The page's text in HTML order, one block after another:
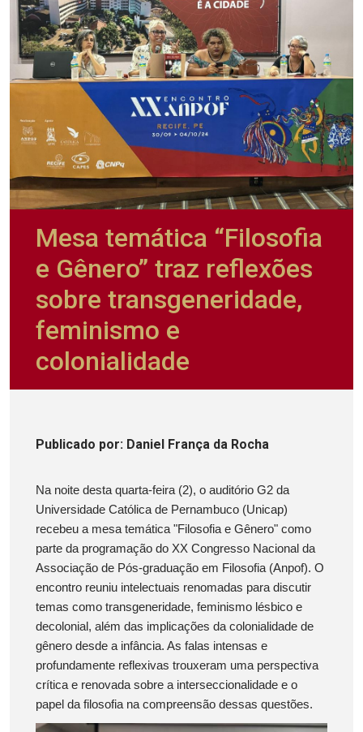
Mesa temática “Filosofia
e Gênero” traz reflexões
sobre transgeneridade,
feminismo e
colonialidade
Publicado por: Daniel França da Rocha
Na noite desta quarta-feira (2), o auditório G2 da
Universidade Católica de Pernambuco (Unicap)
recebeu a mesa temática "Filosofia e Gênero" como
parte da programação do XX Congresso Nacional da
Associação de Pós-graduação em Filosofia (Anpof). O
encontro reuniu intelectuais renomadas para discutir
temas como transgeneridade, feminismo lésbico e
decolonial, além das implicações da colonialidade de
gênero desde a infância. As falas intensas e
profundamente reflexivas trouxeram uma perspectiva
crítica e renovada sobre a interseccionalidade e o
papel da filosofia na compreensão dessas questões.